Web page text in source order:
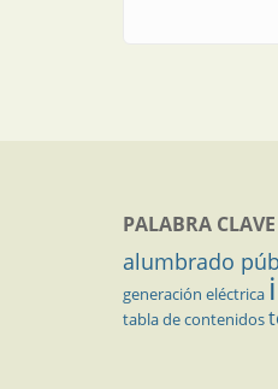
PALABRA CLAVE
alumbrado
generación eléctrica
tabla de contenidos